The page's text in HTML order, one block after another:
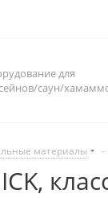
для
саун/
материалы -